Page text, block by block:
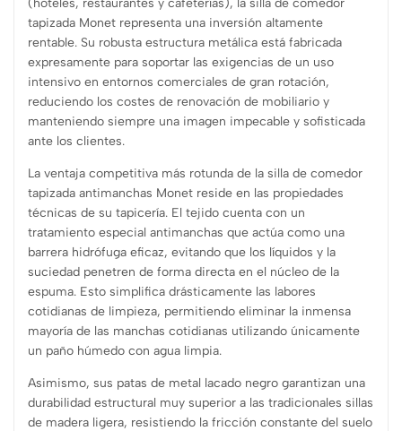
tapizada Monet representa una inversión altamente
rentable. Su robusta estructura metálica está fabricada
expresamente para soportar las exigencias de un uso
intensivo en entornos comerciales de gran rotación,
reduciendo los costes de renovación de mobiliario y
manteniendo siempre una imagen impecable y sofisticada
ante los clientes.
La ventaja competitiva más rotunda de la silla de comedor
tapizada antimanchas Monet reside en las propiedades
técnicas de su tapicería. El tejido cuenta con un
tratamiento especial antimanchas que actúa como una
barrera hidrófuga eficaz, evitando que los líquidos y la
suciedad penetren de forma directa en el núcleo de la
espuma. Esto simplifica drásticamente las labores
cotidianas de limpieza, permitiendo eliminar la inmensa
mayoría de las manchas cotidianas utilizando únicamente
un paño húmedo con agua limpia.
Asimismo, sus patas de metal lacado negro garantizan una
durabilidad estructural muy superior a las tradicionales sillas
de madera ligera, resistiendo la fricción constante del suelo